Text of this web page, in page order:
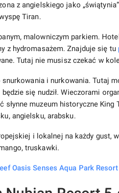
z angielskiego jako
Tiran.
malowniczym parkiem.
z hydromasażem. Znajduje się tu
Tutaj nie musisz czekać w
i nurkowania. Tutaj
się nudził. Wieczorami
słynne muzeum historyczne King
angielsku, arabsku.
i lokalnej na każdy gust,
truskawki.
Oasis Senses Aqua Park Resort